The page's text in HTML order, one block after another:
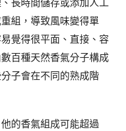
組，導致風味變得單
覺得很平面、直接、容
百種天然香氣分子構成
子會在不同的熟成階
的香氣組成可能超過